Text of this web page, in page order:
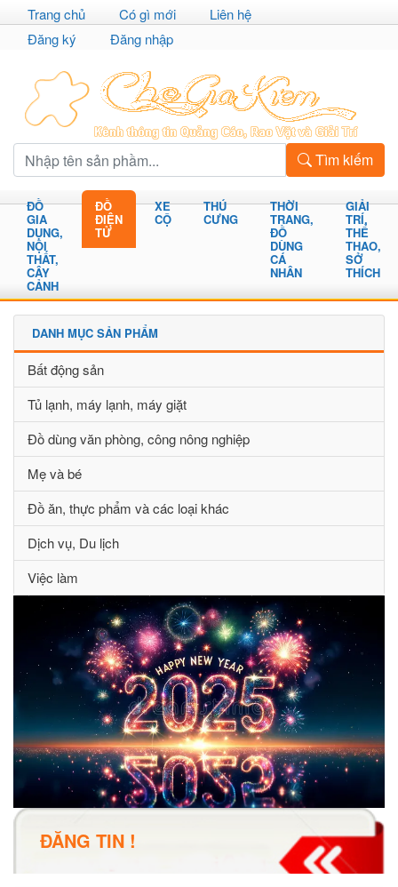
Trang chủ Có gì mới
Liên hệ
Đăng ký
Đăng nhập
Tìm kiếm
ĐỒ
GIA
DỤNG,
NỘI
THẤT,
CÂY
CẢNH
ĐỒ
ĐIỆN
TỬ
XE
CỘ
THÚ
CƯNG
THỜI
TRANG,
ĐỒ
DÙNG
CÁ
NHÂN
GIẢI
TRÍ,
THỂ
THAO,
SỞ
THÍCH
DANH MỤC SẢN PHẨM
Bất động sản
Tủ lạnh, máy lạnh, máy giặt
Đồ dùng văn phòng, công nông nghiệp
Mẹ và bé
Đồ ăn, thực phẩm và các loại khác
Dịch vụ, Du lịch
Việc làm
ĐĂNG TIN !